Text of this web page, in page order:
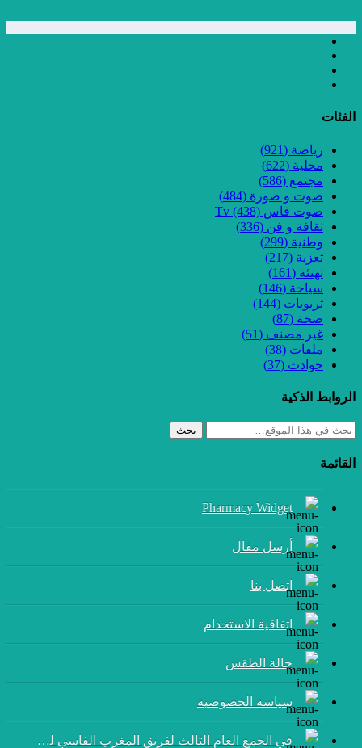
الفئات
رياضة (921)
محلية (622)
مجتمع (586)
صوت و صورة (484)
صوت فاس Tv (438)
ثقافة و فن (336)
وطنية (299)
تعزية (217)
تهنئة (161)
سياحة (146)
تربويات (144)
صحة (87)
غير مصنف (51)
ملفات (38)
حوادث (37)
الروابط الذكية
بحث
القائمة
Pharmacy Widget
أرسل مقال
إتصل بنا
اتفاقية الاستخدام
حالة الطقس
سياسة الخصوصية
في الجمع العام الثالث لفريق المغرب الفاسي لكرة القدم: